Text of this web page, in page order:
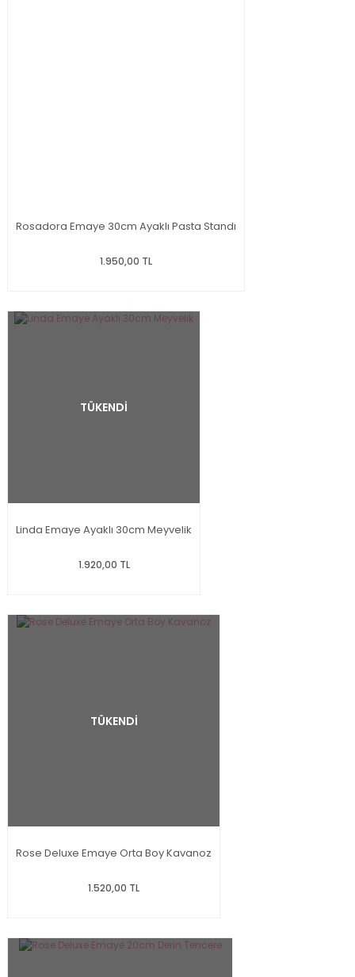
Rosadora Emaye 30cm Ayaklı Pasta Standı
1.950,00 TL
TÜKENDİ
Linda Emaye Ayaklı 30cm Meyvelik
1.920,00 TL
TÜKENDİ
Rose Deluxe Emaye Orta Boy Kavanoz
1.520,00 TL